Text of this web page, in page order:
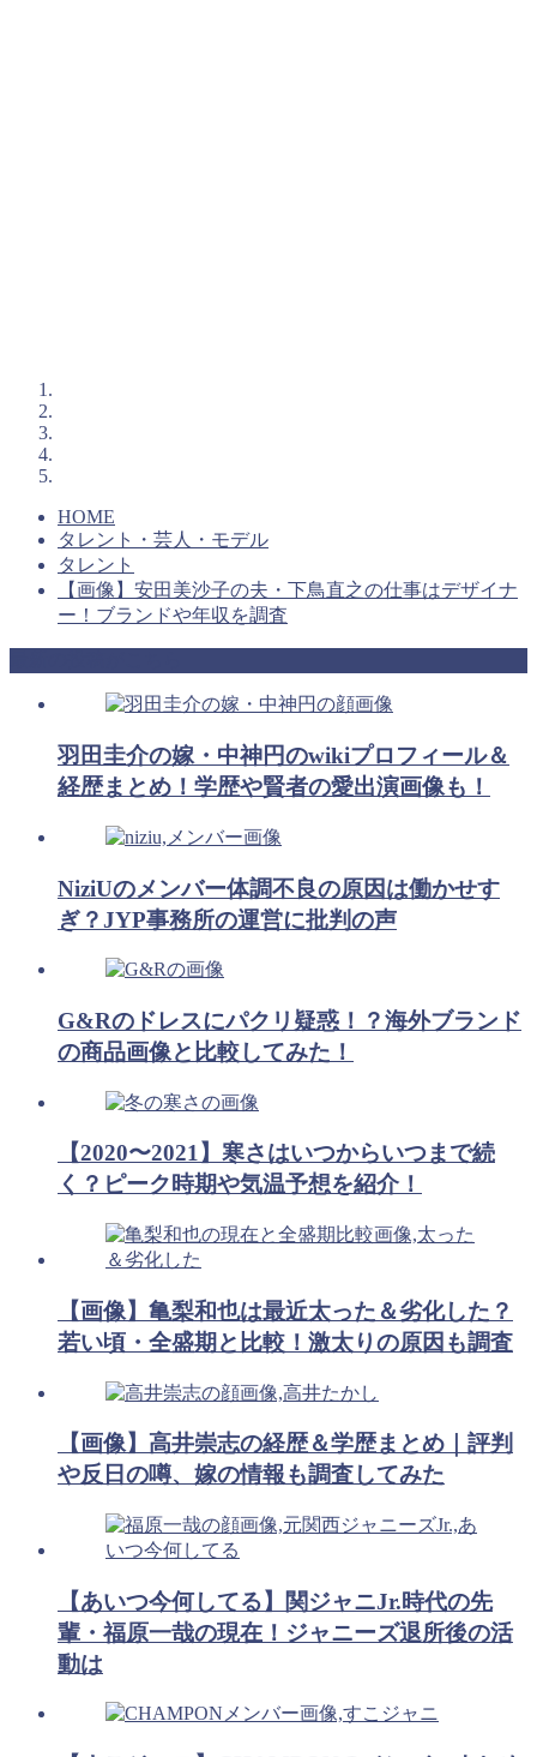
HOME
タレント・芸人・モデル
タレント
【画像】安田美沙子の夫・下鳥直之の仕事はデザイナ
ー！ブランドや年収を調査
羽田圭介の嫁・中神円のwikiプロフィール＆
経歴まとめ！学歴や賢者の愛出演画像も！
NiziUのメンバー体調不良の原因は働かせす
ぎ？JYP事務所の運営に批判の声
G&Rのドレスにパクリ疑惑！？海外ブランド
の商品画像と比較してみた！
【2020〜2021】寒さはいつからいつまで続
く？ピーク時期や気温予想を紹介！
【画像】亀梨和也は最近太った＆劣化した？
若い頃・全盛期と比較！激太りの原因も調査
【画像】高井崇志の経歴＆学歴まとめ｜評判
や反日の噂、嫁の情報も調査してみた
【あいつ今何してる】関ジャニJr.時代の先
輩・福原一哉の現在！ジャニーズ退所後の活
動は